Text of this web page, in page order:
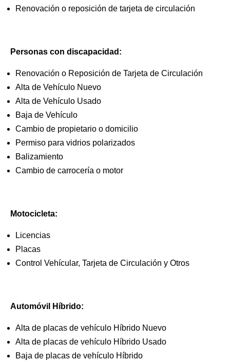
Renovación o reposición de tarjeta de circulación
Personas con discapacidad:
Renovación o Reposición de Tarjeta de Circulación
Alta de Vehículo Nuevo
Alta de Vehículo Usado
Baja de Vehículo
Cambio de propietario o domicilio
Permiso para vidrios polarizados
Balizamiento
Cambio de carrocería o motor
Motocicleta:
Licencias
Placas
Control Vehícular, Tarjeta de Circulación y Otros
Automóvil Híbrido:
Alta de placas de vehículo Híbrido Nuevo
Alta de placas de vehículo Híbrido Usado
Baja de placas de vehículo Híbrido